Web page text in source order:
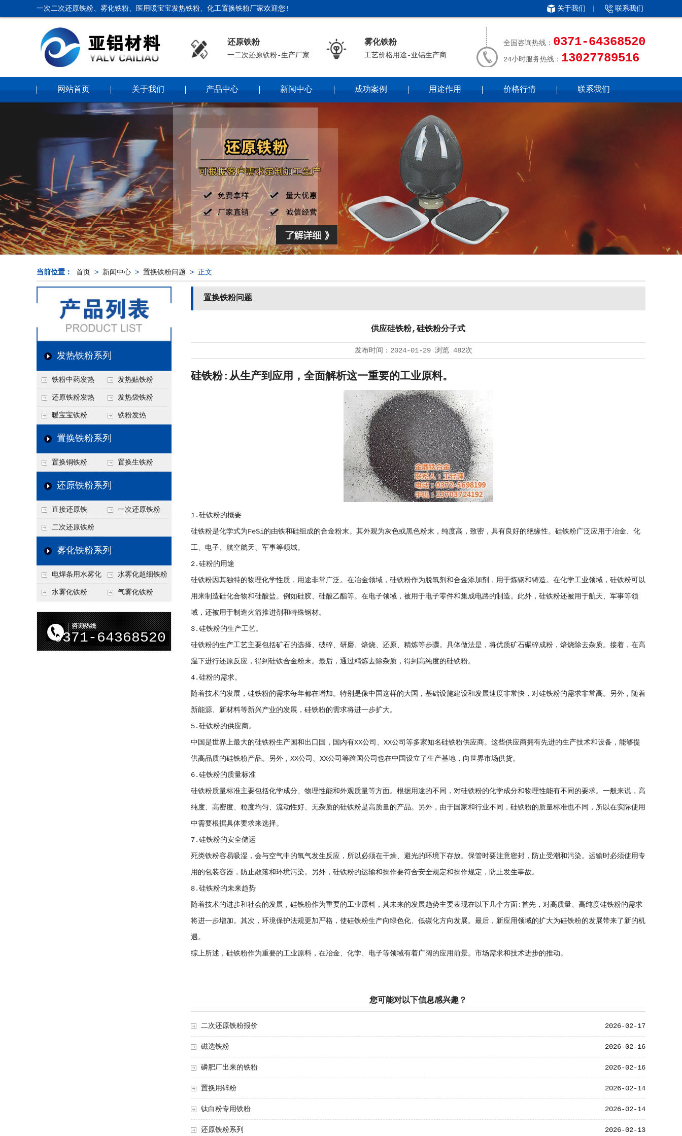
一次二次还原铁粉、雾化铁粉、医用暖宝宝发热铁粉、化工置换铁粉厂家欢迎您! 关于我们 联系我们
还原铁粉
一二次还原铁粉-生产厂家
雾化铁粉
工艺价格用途-亚铝生产商
全国咨询热线： 0371-64368520
24小时服务热线： 13027789516
网站首页 关于我们 产品中心 新闻中心 成功案例 用途作用 价格行情 联系我们
当前位置： 首页 > 新闻中心 > 置换铁粉问题 > 正文
发热铁粉系列
铁粉中药发热 发热贴铁粉
还原铁粉发热 发热袋铁粉
暖宝宝铁粉 铁粉发热
置换铁粉系列
置换铜铁粉 置换生铁粉
还原铁粉系列
直接还原铁 一次还原铁粉
二次还原铁粉
雾化铁粉系列
电焊条用水雾化
铁粉
水雾化超细铁粉
水雾化铁粉 气雾化铁粉
0371-64368520
置换铁粉问题
供应硅铁粉,硅铁粉分子式
发布时间： 2024-01-29 浏览 482次
硅铁粉:从生产到应用，全面解析这一重要的工业原料。
1.硅铁粉的概要
硅铁粉是化学式为FeSi的由铁和硅组成的合金粉末。其外观为灰色或黑色粉末，纯度高，致密，具有良好的绝缘性。硅铁粉广泛应用于冶金、化
工、电子、航空航天、军事等领域。
2.硅粉的用途
硅铁粉因其独特的物理化学性质，用途非常广泛。在冶金领域，硅铁粉作为脱氧剂和合金添加剂，用于炼钢和铸造。在化学工业领域，硅铁粉可以
用来制造硅化合物和硅酸盐。例如硅胶、硅酸乙酯等。在电子领域，被用于电子零件和集成电路的制造。此外，硅铁粉还被用于航天、军事等领
域，还被用于制造火箭推进剂和特殊钢材。
3.硅铁粉的生产工艺。
硅铁粉的生产工艺主要包括矿石的选择、破碎、研磨、焙烧、还原、精炼等步骤。具体做法是，将优质矿石碾碎成粉，焙烧除去杂质。接着，在高
温下进行还原反应，得到硅铁合金粉末。最后，通过精炼去除杂质，得到高纯度的硅铁粉。
4.硅粉的需求。
随着技术的发展，硅铁粉的需求每年都在增加。特别是像中国这样的大国，基础设施建设和发展速度非常快，对硅铁粉的需求非常高。另外，随着
新能源、新材料等新兴产业的发展，硅铁粉的需求将进一步扩大。
5.硅铁粉的供应商。
中国是世界上最大的硅铁粉生产国和出口国，国内有XX公司、XX公司等多家知名硅铁粉供应商。这些供应商拥有先进的生产技术和设备，能够提
供高品质的硅铁粉产品。另外，XX公司、XX公司等跨国公司也在中国设立了生产基地，向世界市场供货。
6.硅铁粉的质量标准
硅铁粉质量标准主要包括化学成分、物理性能和外观质量等方面。根据用途的不同，对硅铁粉的化学成分和物理性能有不同的要求。一般来说，高
纯度、高密度、粒度均匀、流动性好、无杂质的硅铁粉是高质量的产品。另外，由于国家和行业不同，硅铁粉的质量标准也不同，所以在实际使用
中需要根据具体要求来选择。
7.硅铁粉的安全储运
死类铁粉容易吸湿，会与空气中的氧气发生反应，所以必须在干燥、避光的环境下存放。保管时要注意密封，防止受潮和污染。运输时必须使用专
用的包装容器，防止散落和环境污染。另外，硅铁粉的运输和操作要符合安全规定和操作规定，防止发生事故。
8.硅铁粉的未来趋势
随着技术的进步和社会的发展，硅铁粉作为重要的工业原料，其未来的发展趋势主要表现在以下几个方面:首先，对高质量、高纯度硅铁粉的需求
将进一步增加。其次，环境保护法规更加严格，使硅铁粉生产向绿色化、低碳化方向发展。最后，新应用领域的扩大为硅铁粉的发展带来了新的机
遇。
综上所述，硅铁粉作为重要的工业原料，在冶金、化学、电子等领域有着广阔的应用前景。市场需求和技术进步的推动。
您可能对以下信息感兴趣？
2026-02-17
二次还原铁粉报价
2026-02-16
磁选铁粉
2026-02-16
磷肥厂出来的铁粉
2026-02-14
置换用锌粉
2026-02-14
钛白粉专用铁粉
2026-02-13
还原铁粉系列